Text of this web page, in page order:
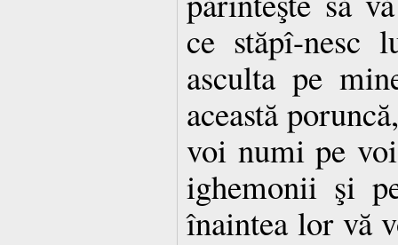
ce stăpî-nesc
asculta pe
această
voi numi pe
ighemonii şi
înaintea lor vă